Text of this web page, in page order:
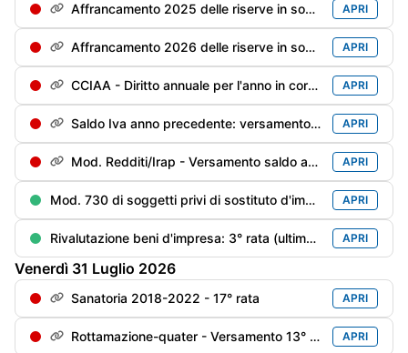
Affrancamento 2025 delle riserve in sospensione - 2° rata dell'imposta sostitutiva con magg. 0,4% APRI
Affrancamento 2026 delle riserve in sospensione - 1° rata dell'imposta sostitutiva con magg. 0,4% APRI
CCIAA - Diritto annuale per l'anno in corso con la maggioraz. dello 0,4% APRI
Saldo Iva anno precedente: versamento del saldo a debito con la maggiorazione [pari a: (saldo al 16/03 x 1,6%) x 0,4%] APRI
Mod. Redditi/Irap - Versamento saldo anno precedente e 1° acconto anno in corso con maggiorazione dello 0,4% APRI
Mod. 730 di soggetti privi di sostituto d'imposta/deceduti entro il 28/02/anno precedente: versamento delle imposte risultanti dal Mod. 730 con la maggior. dello 0,4% APRI
Rivalutazione beni d'impresa: 3° rata (ultima) dell’imposta sostitutiva per la rivalutazione dei beni (risultanti dal bilancio al 31/12/2018 ed al 31/12/2022) con la maggiorazione dello 0,4% APRI
Venerdì 31 Luglio 2026
Sanatoria 2018-2022 - 17° rata APRI
Rottamazione-quater - Versamento 13° di 18 rate trimestrali APRI